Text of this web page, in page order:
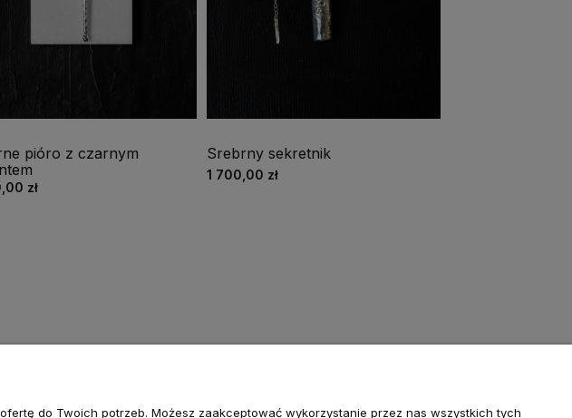
pióro z czarnym
zł
Srebrny sekretnik
1 700,00 zł
do Twoich potrzeb. Możesz zaakceptować wykorzystanie przez nas wszystkich tych